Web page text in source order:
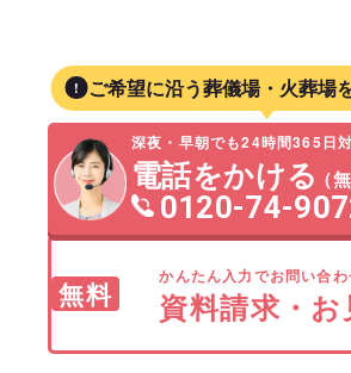
ご希望に沿う葬儀場・火葬場
深夜・早朝でも24時間365日
電話をかける（
0120-74-
無料
かんたん入力でお問い合わ
資料請求・お